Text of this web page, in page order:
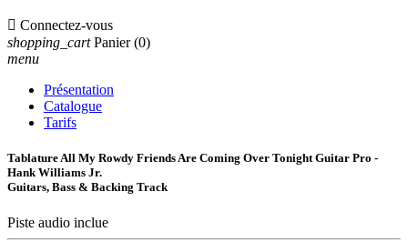
 Connectez-vous
shopping_cart Panier (0)
menu
Présentation
Catalogue
Tarifs
Tablature All My Rowdy Friends Are Coming Over Tonight Guitar Pro -
Hank Williams Jr.
Guitars, Bass & Backing Track
Piste audio inclue